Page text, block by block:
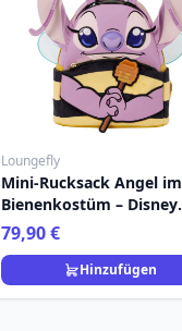
Loungefly
Mini-Rucksack Angel im
Bienenkostüm – Disney
Loungefly Lilo & Stitch
79,90 €
Hinzufügen